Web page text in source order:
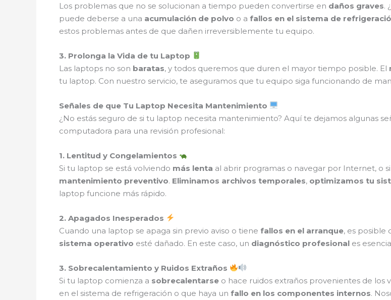
Los problemas que no se solucionan a tiempo pueden convertirse en daños graves.
puede deberse a una acumulación de polvo o a fallos en el sistema de
estos problemas antes de que dañen irreversiblemente tu equipo.
3. Prolonga la Vida de tu Laptop
Las laptops no son baratas, y todos queremos que duren el mayor tiempo posible. El
tu laptop. Con nuestro servicio, te aseguramos que tu equipo siga funcionando de
Señales de que Tu Laptop Necesita Mantenimiento
¿No estás seguro de si tu laptop necesita mantenimiento? Aquí te dejamos algunas
computadora para una revisión profesional:
1. Lentitud y Congelamientos
Si tu laptop se está volviendo más lenta al abrir programas o navegar por Internet, o si
mantenimiento preventivo. Eliminamos archivos temporales, optimizamos tu
laptop funcione más rápido.
2. Apagados Inesperados
Cuando una laptop se apaga sin previo aviso o tiene fallos en el arranque, es posible
sistema operativo esté dañado. En este caso, un diagnóstico profesional es
3. Sobrecalentamiento y Ruidos Extraños
Si tu laptop comienza a sobrecalentarse o hace ruidos extraños provenientes de los
en el sistema de refrigeración o que haya un fallo en los componentes internos.